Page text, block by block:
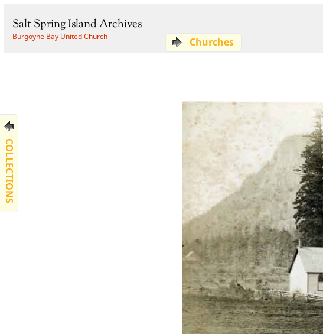
Salt Spring Island Archives
Burgoyne Bay United Church
COLLECTIONS
Churches